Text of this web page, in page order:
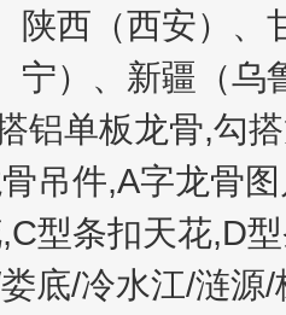
陕西（西安）
宁）、新疆（乌
铝单板龙骨,勾
吊件,A字龙骨
型条扣天花,D
底/冷水江/涟源